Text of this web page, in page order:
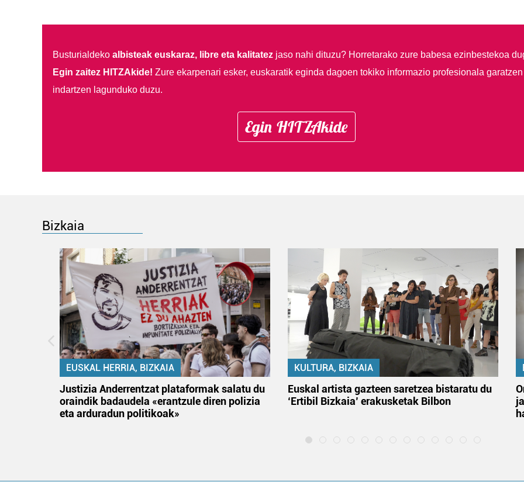
Busturialdeko albisteak euskaraz, libre eta kalitatezjaso nahi dituzu? Horretarako zure babesa ezinbestekoa
Egin zaitez HITZAkide! Zure ekarpenari esker, euskaratik eginda dagoen tokiko informazio profesionala garatzen
indartzen lagunduko duzu.
Egin HITZAkide
Bizkaia
EUSKAL HERRIA, BIZKAIA
Justizia Anderrentzat plataformak salatu du
oraindik badaudela «erantzule diren polizia
eta arduradun politikoak»
KULTURA, BIZKAIA
Euskal artista gazteen saretzea bistaratu du
‘Ertibil Bizkaia’ erakusketak Bilbon